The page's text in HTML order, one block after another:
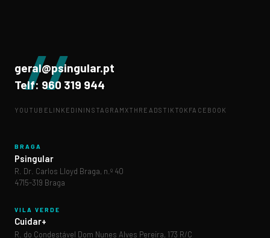
//
geral@psingular.pt
Telf: 960 319 944
YOUTUBE LINKEDIN INSTAGRAMXTHREADS TIKTOK FACEBOOK
BRAGA
Psingular
R. Dr. Carlos Lloyd Braga, n.º 40
4715-319 Braga
VILA VERDE
Cuidar+
R. do Condestável Dom Nunes Alves Pereira, 173 R/C